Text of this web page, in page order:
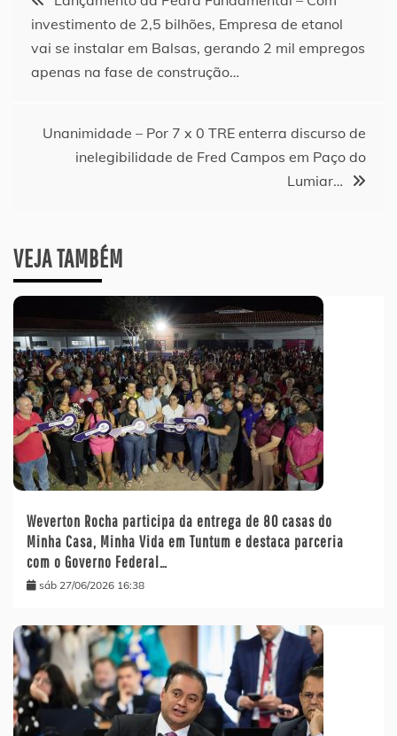
de
Post
investimento de 2,5 bilhões, Empresa de etanol
vai se instalar em Balsas, gerando 2 mil empregos
apenas na fase de construção…
Unanimidade – Por 7 x 0 TRE enterra discurso de
inelegibilidade de Fred Campos em Paço do
Lumiar…
VEJA TAMBÉM
Weverton Rocha participa da entrega de 80 casas do
Minha Casa, Minha Vida em Tuntum e destaca parceria
com o Governo Federal…
sáb 27/06/2026 16:38